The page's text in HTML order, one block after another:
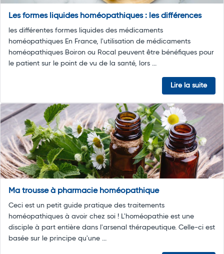
Les formes liquides homéopathiques : les différences
les différentes formes liquides des médicaments
homéopathiques En France, l'utilisation de médicaments
homéopathiques Boiron ou Rocal peuvent être bénéfiques pour
le patient sur le point de vu de la santé, lors ...
Lire la suite
Ma trousse à pharmacie homéopathique
Ceci est un petit guide pratique des traitements
homéopathiques à avoir chez soi ! L'homéopathie est une
disciple à part entière dans l'arsenal thérapeutique. Celle-ci est
basée sur le principe qu'une ...